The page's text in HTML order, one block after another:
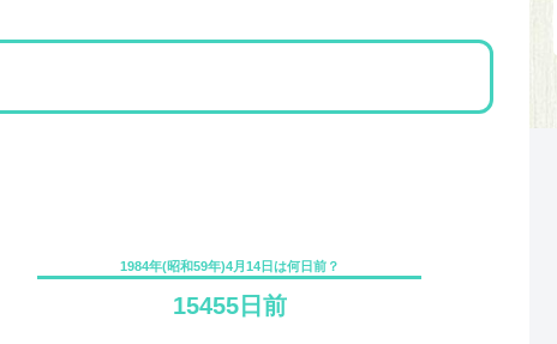
1984年(昭和59年)4月14日は何日前？
15455日前